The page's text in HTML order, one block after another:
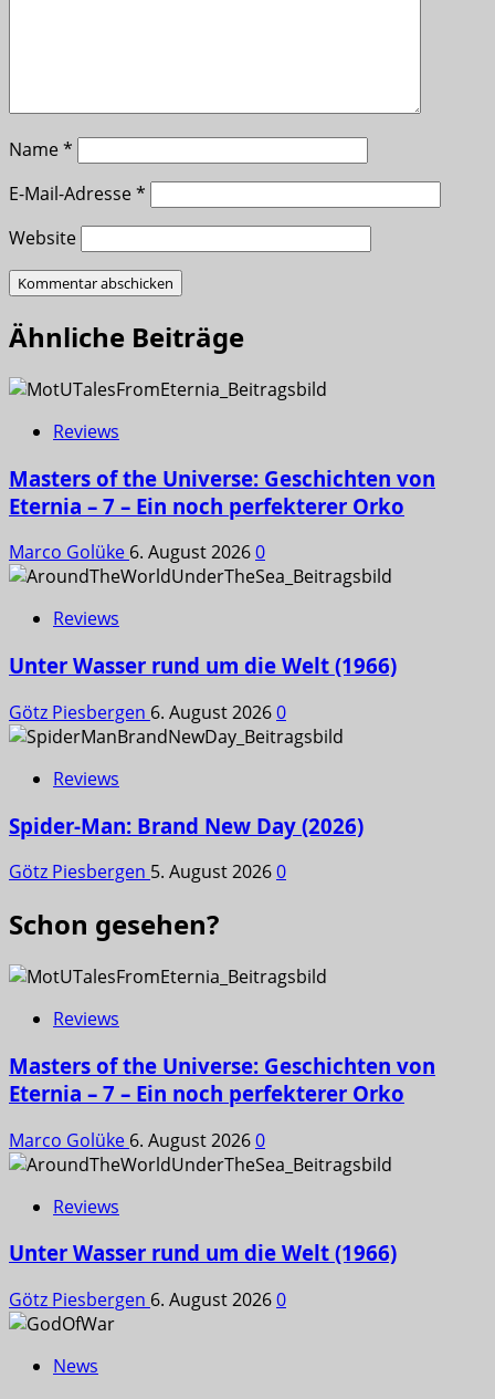
Name*
E-Mail-Adresse*
Website
Ähnliche Beiträge
Reviews
Masters of the Universe: Geschichten von
Eternia – 7 – Ein noch perfekterer Orko
Marco Golüke 6. August 20260
Reviews
Unter Wasser rund um die Welt (1966)
Götz Piesbergen 6. August 20260
Reviews
Spider-Man: Brand New Day (2026)
Götz Piesbergen 5. August 20260
Schon gesehen?
Reviews
Masters of the Universe: Geschichten von
Eternia – 7 – Ein noch perfekterer Orko
Marco Golüke 6. August 20260
Reviews
Unter Wasser rund um die Welt (1966)
Götz Piesbergen 6. August 20260
News